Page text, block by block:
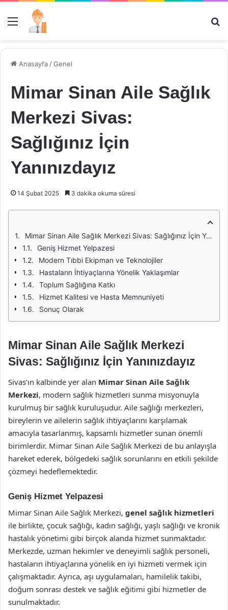
Menü
Anasayfa /Genel
Mimar Sinan Aile Sağlık
Merkezi Sivas:
Sağlığınız İçin
Yanınızdayız
14 Şubat 2025 3 dakika okuma süresi
Mimar Sinan Aile Sağlık Merkezi Sivas: Sağlığınız İçin Yanınızdayız
Geniş Hizmet Yelpazesi
Modern Tıbbi Ekipman ve Teknolojiler
Hastaların İhtiyaçlarına Yönelik Yaklaşımlar
Toplum Sağlığına Katkı
Hizmet Kalitesi ve Hasta Memnuniyeti
Sonuç Olarak
Mimar Sinan Aile Sağlık Merkezi
Sivas: Sağlığınız İçin Yanınızdayız
Sivas’ın kalbinde yer alan Mimar Sinan Aile Sağlık
Merkezi, modern sağlık hizmetleri sunma misyonuyla
kurulmuş bir sağlık kuruluşudur. Aile sağlığı merkezleri,
bireylerin ve ailelerin sağlık ihtiyaçlarını karşılamak
amacıyla tasarlanmış, kapsamlı hizmetler sunan önemli
birimlerdir. Mimar Sinan Aile Sağlık Merkezi de bu anlayışla
hareket ederek, bölgedeki sağlık sorunlarını en etkili şekilde
çözmeyi hedeflemektedir.
Geniş Hizmet Yelpazesi
Mimar Sinan Aile Sağlık Merkezi, genel sağlık hizmetleri
ile birlikte, çocuk sağlığı, kadın sağlığı, yaşlı sağlığı ve kronik
hastalık yönetimi gibi birçok alanda hizmet sunmaktadır.
Merkezde, uzman hekimler ve deneyimli sağlık personeli,
hastaların ihtiyaçlarına yönelik en iyi hizmeti vermek için
çalışmaktadır. Ayrıca, aşı uygulamaları, hamilelik takibi,
doğum sonrası destek ve sağlık eğitimi gibi hizmetler de
sunulmaktadır.